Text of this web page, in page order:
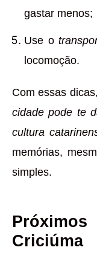
gastar menos;
Use o
locomoção.
Com essas
cidade pode te
cultura
memórias,
simples.
Criciúma